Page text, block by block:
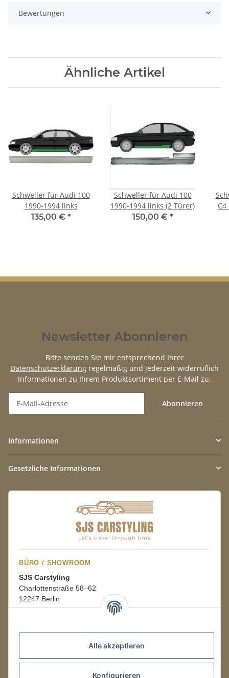
Alle akzeptieren
Konfigurieren
Bewertungen
Ähnliche Artikel
Schweller für Audi 100
1990-1994 links
135,00 € *
Schweller für Audi 100
1990-1994 links (2 Türer)
150,00 € *
Newsletter Abonnieren
Bitte senden Sie mir entsprechend Ihrer
Datenschutzerklärung regelmäßig und jederzeit widerruflich
Informationen zu Ihrem Produktsortiment per E-Mail zu.
Abonnieren
Informationen
Gesetzliche Informationen
BÜRO / SHOWROOM
SJS Carstyling
Charlottenstraße 58–62
12247 Berlin
08:00–16:00 Uhr
LAGER / RETOUREN
Packmonster Fulfillment